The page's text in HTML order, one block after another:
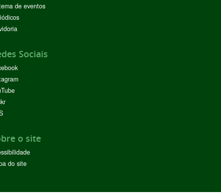
de eventos
Sociais
o site
do site